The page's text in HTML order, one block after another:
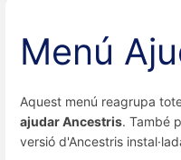
Menú
Aquest menú reagrupa
ajudar Ancestris. També
versió d'Ancestris